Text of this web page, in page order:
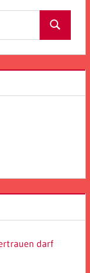
Suchen
darf